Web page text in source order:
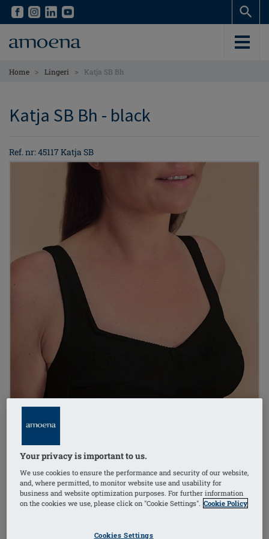
Skip
content
Skip
content
Home > Lingeri > Katja SB Bh
Katja SB Bh - black
Ref. nr: 45117 Katja SB
Your privacy is important to us.
We use cookies to ensure the performance and security of our website,
and, where permitted, to monitor website use and usability for
business and website optimization purposes. For further information
on the cookies we use, please click on "Cookie Settings". Cookie Policy
Cookies Settings